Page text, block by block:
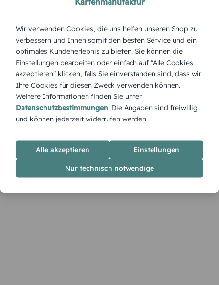
ÜBERBLICK:
Produktbeschreibung
„Eheringe 2“ greift das klassische Symbol der Liebe auf – ein
stilvoller Klassiker für euren aufrichtigen Dank.
Wir verwenden Cookies, die uns helfen unseren Shop zu
verbessern und Ihnen somit den besten Service und ein
optimales Kundenerlebnis zu bieten. Sie können die
Einstellungen bearbeiten oder einfach auf "Alle Cookies
akzeptieren" klicken, falls Sie einverstanden sind, dass wir
Ihre Cookies für diesen Zweck verwenden können.
Weitere Informationen finden Sie unter
Datenschutzbestimmungen. Die Angaben sind freiwillig
und können jederzeit widerrufen werden.
Alle akzeptieren Einstellungen
Nur technisch notwendige